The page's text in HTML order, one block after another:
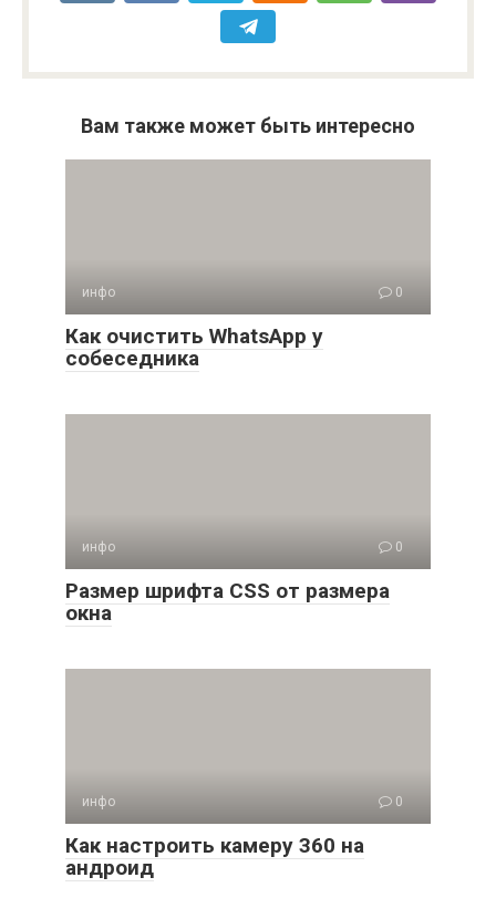
Вам также может быть интересно
инфо 0
Как очистить WhatsApp у
собеседника
инфо 0
Размер шрифта CSS от размера
окна
инфо 0
Как настроить камеру 360 на
андроид